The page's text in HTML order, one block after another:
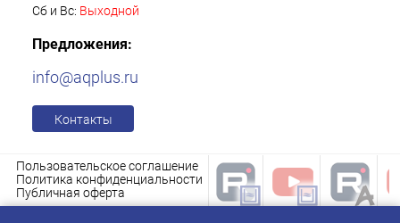
Сб и Вс: Выходной
Предложения:
info@aqplus.ru
Контакты
Пользовательское соглашение
Политика конфиденциальности
Публичная оферта